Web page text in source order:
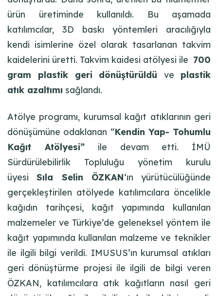
ürün üretiminde kullanıldı. Bu aşamada
katılımcılar, 3D baskı yöntemleri aracılığıyla
kendi isimlerine özel olarak tasarlanan takvim
kaidelerini üretti. Takvim kaidesi atölyesi ile 700
gram plastik geri dönüştürüldüve plastik
atık azaltımı sağlandı.
Atölye programı, kurumsal kağıt atıklarının geri
dönüşümüne odaklanan “Kendin Yap- Tohumlu
Kağıt Atölyesi” ile devam etti. İMÜ
Sürdürülebilirlik Topluluğu yönetim kurulu
üyesiSıla Selin ÖZKAN‘ın yürütücülüğünde
gerçekleştirilen atölyede katılımcılara öncelikle
kağıdın tarihçesi, kağıt yapımında kullanılan
malzemeler ve Türkiye’de geleneksel yöntem ile
kağıt yapımında kullanılan malzeme ve teknikler
ile ilgili bilgi verildi. IMUSUS’ın kurumsal atıkları
geri dönüştürme projesi ile ilgili de bilgi veren
ÖZKAN, katılımcılara atık kağıtların nasıl geri